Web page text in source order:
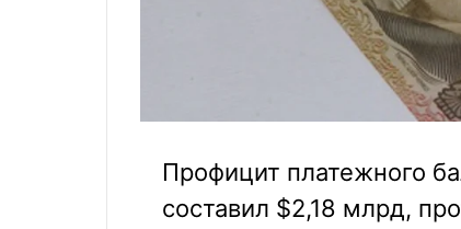
Профицит платежного
составил $2,18 млрд,